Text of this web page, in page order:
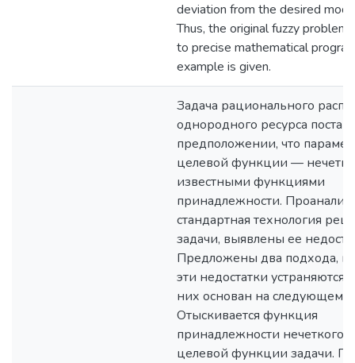
deviation from the desired
Thus, the original fuzzy problem
to precise mathematical
example is given.
Задача рационального
однородного ресурса
предположении, что
целевой функции —
известными функциями
принадлежности.
стандартная технология
задачи, выявлены ее
Предложены два подхода, в
эти недостатки
них основан на следующем.
Отыскивается функция
принадлежности нечеткого
целевой функции задачи.